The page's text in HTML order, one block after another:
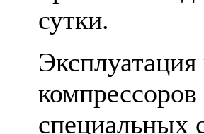
сутки.
компрессоров
специальных